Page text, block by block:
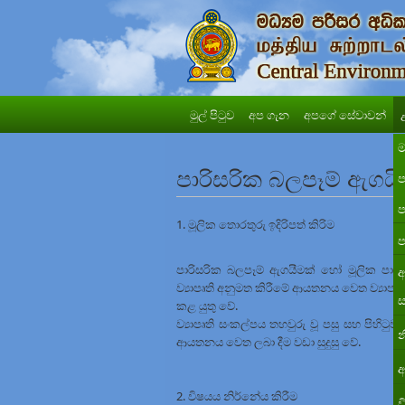
මුල් පිටුව අප ගැන අපගේ සේවාවන්
පාරිසරික බලපෑම්
1. මූලික තොරතුරු ඉදිරිපත් කිරිම
පාරිසරික බලපෑම් ඇගයීමක් හෝ මූලික
ව්‍යාපෘති අනුමත කිරීමේ ආයතනය වෙත
කළ යුතු වේ.
ව්‍යාපෘති සංකල්පය තහවුරු වූ පසු සහ
ආයතනය වෙත ලබා දීම වඩා සුදුසු වේ.
2. විෂයය නිර්නේය කිරීම